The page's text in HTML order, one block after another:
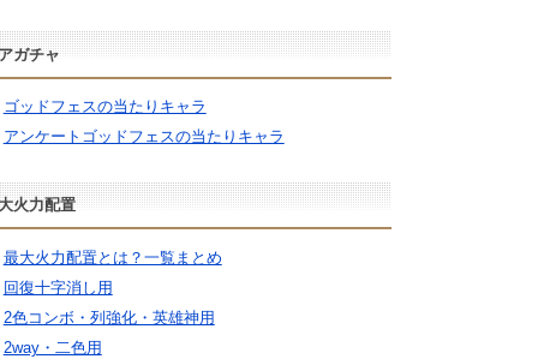
ガチャ
ゴッドフェスの当たりキャラ
アンケートゴッドフェスの当たりキャラ
火力配置
最大火力配置とは？一覧まとめ
回復十字消し用
2色コンボ・列強化・英雄神用
2way・二色用